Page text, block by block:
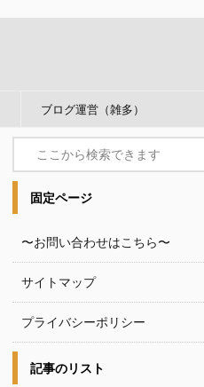
ブログ運営（雑多）
固定ページ
〜お問い合わせはこちら〜
サイトマップ
プライバシーポリシー
記事のリスト